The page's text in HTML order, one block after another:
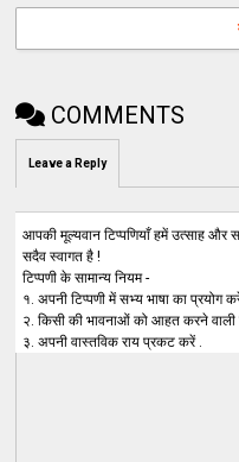
COMMENTS
Leave a Reply
आपकी मूल्यवान टिप्पणियाँ हमें उत्साह और
सदैव स्वागत है !
टिप्पणी के सामान्य नियम -
१. अपनी टिप्पणी में सभ्य भाषा का प्रयोग
२. किसी की भावनाओं को आहत करने वाली
३. अपनी वास्तविक राय प्रकट करें .